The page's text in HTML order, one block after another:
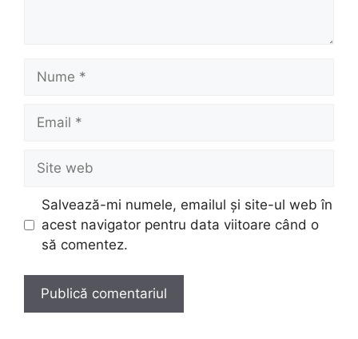
web
Salvează-mi numele, emailul și site-ul web în
acest navigator pentru data viitoare când o
să comentez.